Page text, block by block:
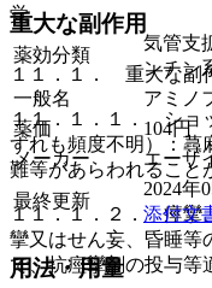
重大な副作用
１１．１． 重大な副
１１．１．１． ショ
ずれも頻度不明）：蕁
難等があらわれること
１１．１．２． 痙攣
攣又はせん妄、昏睡等
で、抗痙攣剤の投与等
覚
薬効分類
気管支
ンチン
一般名
アミノ
薬価
104円
メーカー
エーザ
最終更新
2024年
添付文
用法・用量